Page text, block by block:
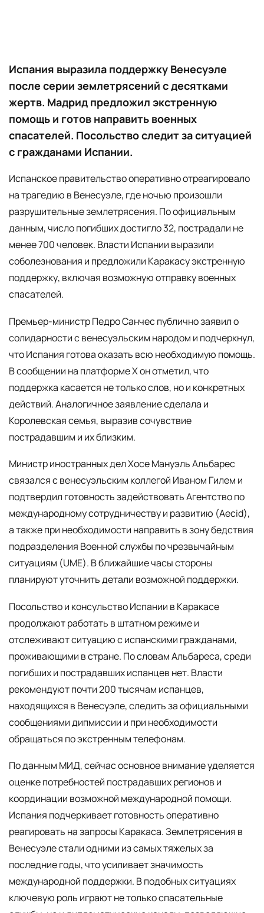
Испания выразила поддержку Венесуэле
после серии землетрясений с десятками
жертв. Мадрид предложил экстренную
помощь и готов направить военных
спасателей. Посольство следит за ситуацией
с гражданами Испании.
Испанское правительство оперативно отреагировало
на трагедию в Венесуэле, где ночью произошли
разрушительные землетрясения. По официальным
данным, число погибших достигло 32, пострадали не
менее 700 человек. Власти Испании выразили
соболезнования и предложили Каракасу экстренную
поддержку, включая возможную отправку военных
спасателей.
Премьер-министр Педро Санчес публично заявил о
солидарности с венесуэльским народом и подчеркнул,
что Испания готова оказать всю необходимую помощь.
В сообщении на платформе X он отметил, что
поддержка касается не только слов, но и конкретных
действий. Аналогичное заявление сделала и
Королевская семья, выразив сочувствие
пострадавшим и их близким.
Министр иностранных дел Хосе Мануэль Альбарес
связался с венесуэльским коллегой Иваном Гилем и
подтвердил готовность задействовать Агентство по
международному сотрудничеству и развитию (Aecid),
а также при необходимости направить в зону бедствия
подразделения Военной службы по чрезвычайным
ситуациям (UME). В ближайшие часы стороны
планируют уточнить детали возможной поддержки.
Посольство и консульство Испании в Каракасе
продолжают работать в штатном режиме и
отслеживают ситуацию с испанскими гражданами,
проживающими в стране. По словам Альбареса, среди
погибших и пострадавших испанцев нет. Власти
рекомендуют почти 200 тысячам испанцев,
находящихся в Венесуэле, следить за официальными
сообщениями дипмиссии и при необходимости
обращаться по экстренным телефонам.
По данным МИД, сейчас основное внимание уделяется
оценке потребностей пострадавших регионов и
координации возможной международной помощи.
Испания подчеркивает готовность оперативно
реагировать на запросы Каракаса. Землетрясения в
Венесуэле стали одними из самых тяжелых за
последние годы, что усиливает значимость
международной поддержки. В подобных ситуациях
ключевую роль играют не только спасательные